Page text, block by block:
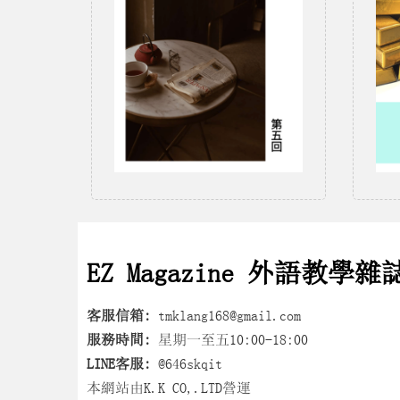
EZ Magazine 外語教學雜
客服信箱: tmklang168@gmail.com
服務時間: 星期一至五10:00-18:00
LINE客服: @646skqit
本網站由K.K CO,.LTD營運